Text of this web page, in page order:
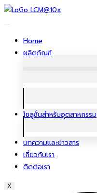
ข้าม
Home
ผลิตภัณฑ์
โซลูชั่นสําหรับอุตสาหกรรม
บทความและข่าวสาร
เกี่ยวกับเรา
ติดต่อเรา
X